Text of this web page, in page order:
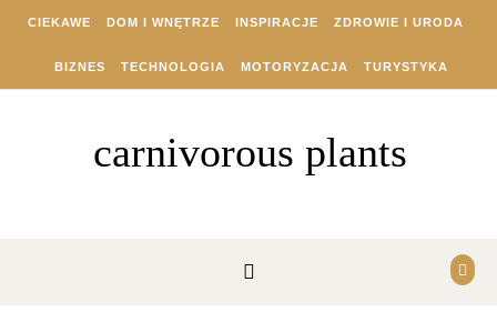
CIEKAWE DOM I WNĘTRZE INSPIRACJE ZDROWIE I URODA
BIZNES TECHNOLOGIA MOTORYZACJA TURYSTYKA
carnivorous plants